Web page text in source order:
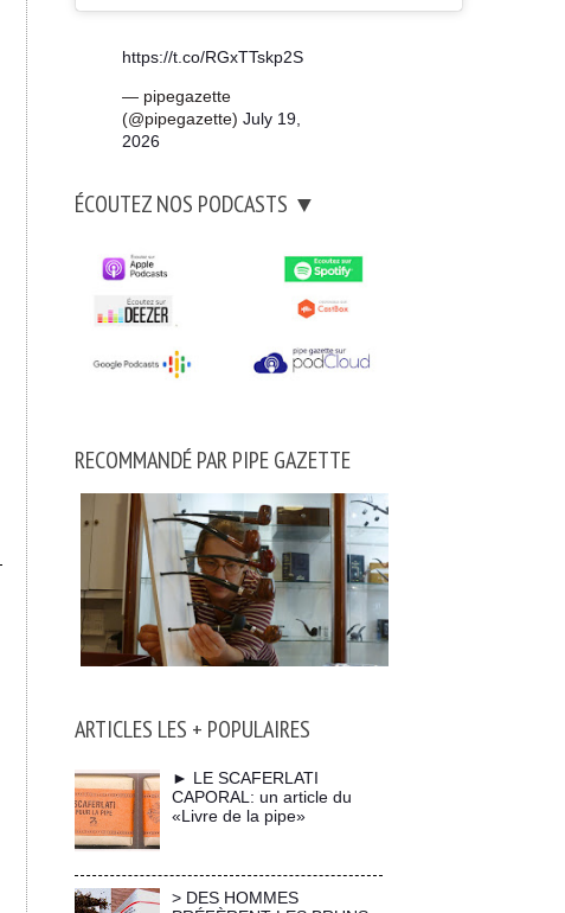
https://t.co/RGxTTskp2S
— pipegazette
(@pipegazette) July 19,
2026
ÉCOUTEZ NOS PODCASTS ▼
RECOMMANDÉ PAR PIPE GAZETTE
ARTICLES LES + POPULAIRES
► LE SCAFERLATI
CAPORAL: un article du
«Livre de la pipe»
> DES HOMMES